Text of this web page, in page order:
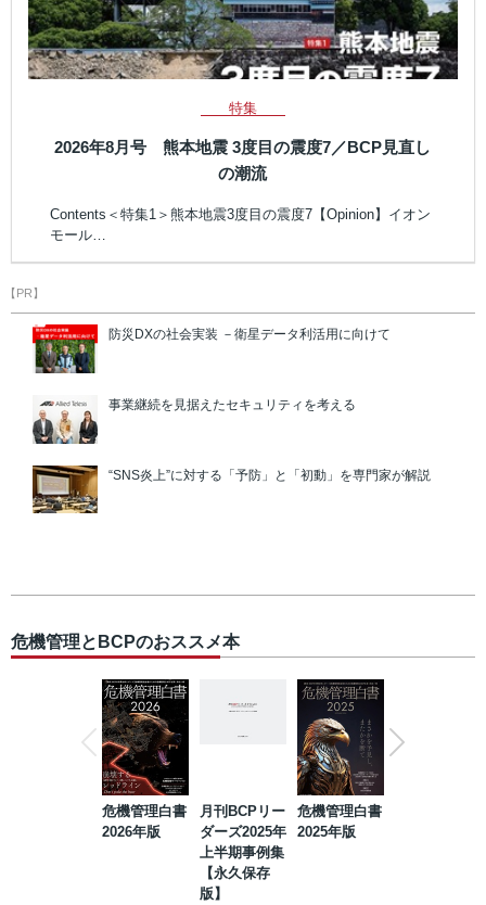
特集
2026年8月号 熊本地震 3度目の震度7／BCP見直し
の潮流
Contents＜特集1＞熊本地震3度目の震度7【Opinion】イオン
モール…
【PR】
防災DXの社会実装 －衛星データ利活用に向けて
事業継続を見据えたセキュリティを考える
“SNS炎上”に対する「予防」と「初動」を専門家が解説
危機管理とBCPのおススメ本
危機管理白書
2026年版
月刊BCPリー
ダーズ2025年
上半期事例集
【永久保存
版】
危機管理白書
2025年版